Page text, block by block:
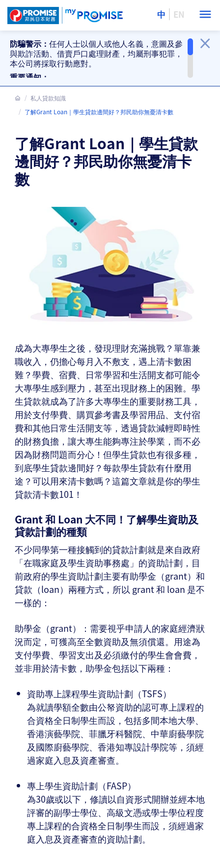
中 EN
防騙警示： 任何人士以個人或他人名義，意圖及參
與欺詐活動、借賣戶口處理財產，均屬刑事犯罪，
本公司將採取行動應對。
重要通知：
提防偽冒貸款推銷、偽冒還款要求及防騙警
示。詳情按此
邦民分行停止接受現金及支票還款。詳情按
私人貸款知識
了解Grant Loan｜學生貸款邊間好？邦民助你無憂清卡數
了解Grant Loan｜學生貸款
邊間好？邦民助你無憂清卡
數
成為大專學生之後，發現理財充滿挑戰？單靠兼
職收入，仍擔心每月入不敷支，遇上清卡數困
難？學費、宿費、日常學習和生活開支都可能令
大專學生感到壓力，甚至出現財務上的困難。學
生貸款就成為了許多大專學生的重要財務工具，
用於支付學費、購買參考書及學習用品、支付宿
費和其他日常生活開支等，透過貸款減輕即時性
的財務負擔，讓大專生能夠專注於學業，而不必
因為財務問題而分心！但學生貸款也有很多種，
到底學生貸款邊間好？每款學生貸款有什麼用
途？可以用來清卡數嗎？這篇文章就是你的學生
貸款清卡數101！
Grant 和 Loan 大不同！了解學生資助及
貸款計劃的種類
不少同學第一種接觸到的貸款計劃就是來自政府
「在職家庭及學生資助事務處」的資助計劃，目
前政府的學生資助計劃主要有助學金（grant）和
貸款（loan）兩種方式，所以 grant 和 loan 是不
一樣的：
助學金（grant）：需要視乎申請人的家庭經濟狀
況而定，可獲高至全數資助及無須償還。用途為
支付學費、學習支出及必須繳付的學生會會費，
並非用於清卡數，助學金包括以下兩種：
資助專上課程學生資助計劃（TSFS）
為就讀學額全數由公帑資助的認可專上課程的
合資格全日制學生而設，包括多間本地大學、
香港演藝學院、菲臘牙科醫院、中華廚藝學院
及國際廚藝學院、香港知專設計學院等，須經
過家庭入息及資產審查。
專上學生資助計劃（FASP）
為30歲或以下，修讀以自資形式開辦並經本地
評審的副學士學位、高級文憑或學士學位程度
專上課程的合資格全日制學生而設，須經過家
庭入息及資產審查的資助計劃。